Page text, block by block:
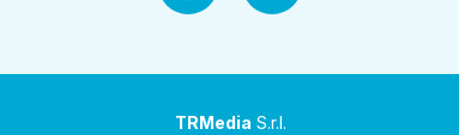
TRMedia S.r.l.